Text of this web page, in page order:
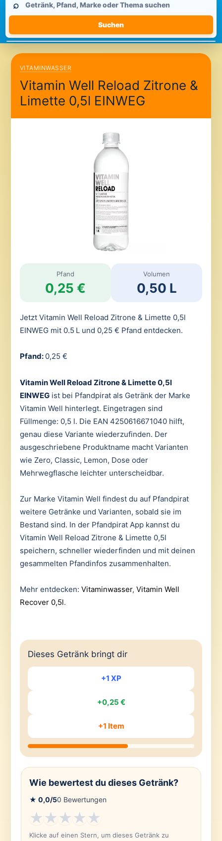
durchsuchen
⌕
Suchen
VITAMINWASSER
Vitamin Well Reload Zitrone &
Limette 0,5l EINWEG
Pfand
0,25 €
Volumen
0,50 L
Jetzt Vitamin Well Reload Zitrone & Limette 0,5l
EINWEG mit 0.5 L und 0,25 € Pfand entdecken.
Pfand: 0,25 €
Vitamin Well Reload Zitrone & Limette 0,5l
EINWEGist bei Pfandpirat als Getränk der Marke
Vitamin Well hinterlegt. Eingetragen sind
Füllmenge: 0,5 l. Die EAN 4250616671040 hilft,
genau diese Variante wiederzufinden. Der
ausgeschriebene Produktname macht Varianten
wie Zero, Classic, Lemon, Dose oder
Mehrwegflasche leichter unterscheidbar.
Zur Marke Vitamin Well findest du auf Pfandpirat
weitere Getränke und Varianten, sobald sie im
Bestand sind. In der Pfandpirat App kannst du
Vitamin Well Reload Zitrone & Limette 0,5l
speichern, schneller wiederfinden und mit deinen
gesammelten Pfandinfos zusammenhalten.
Mehr entdecken: Vitaminwasser, Vitamin Well
Recover 0,5l.
Dieses Getränk bringt dir
+1 XP
+0,25 €
+1 Item
Wie bewertest du dieses Getränk?
★ 0,0/50 Bewertungen
★★★★★
Klicke auf einen Stern, um dieses Getränk zu